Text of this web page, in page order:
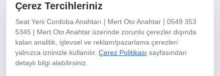
6440/3 Sk. No 18/A Yalı Mh. Karşıyaka/İzmir
+90 232 337 21 36
+90 549 353 5345
Çerez Tercihleriniz
Seat Yeni Cordoba Anahtarı | Mert Oto Anahtar | 0549 353
5345 | Mert Oto Anahtar üzerinde zorunlu çerezler dışında
kalan analitik, işlevsel ve reklam/pazarlama çerezleri
yalnızca izninizle kullanılır. Çerez Politikası sayfasından
detaylı bilgi alabilirsiniz.